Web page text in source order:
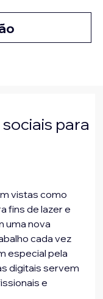
para
vistas como
fins de lazer e
uma nova
cada vez
especial pela
digitais servem
e